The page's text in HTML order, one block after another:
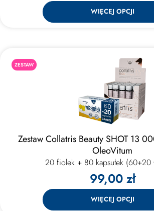
WIĘCEJ OPCJI
ZESTAW
Zestaw Collatris Beauty SHOT 13
OleoVitum
20 fiolek + 80 kapsułek (60+20
99,00 zł
WIĘCEJ OPCJI